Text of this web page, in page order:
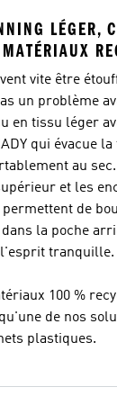
LÉGER,
vite être
un problème
en tissu léger
qui évacue
au
et les
permettent de
la poche
tranquille.
100 %
de nos
plastiques.